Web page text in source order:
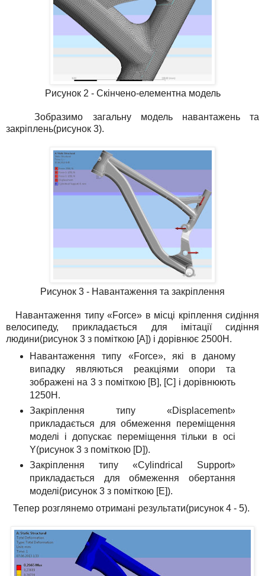
Рисунок 2 - Скінчено-елементна модель
Зобразимо загальну модель навантажень та
закріплень(рисунок 3).
Рисунок 3 - Навантаження та закріплення
Навантаження типу «Force» в місці кріплення сидіння
велосипеду, прикладається для імітації сидіння
людини(рисунок 3 з поміткою [A]) і дорівнює 2500Н.
Навантаження типу «Force», які в даному
випадку являються реакціями опори та
зображені на 3 з поміткою [В], [С] і дорівнюють
1250Н.
Закріплення типу «Displacement»
прикладається для обмеження переміщення
моделі і допускає переміщення тільки в осі
Y(рисунок 3 з поміткою [D]).
Закріплення типу «Cylindrical Support»
прикладається для обмеження обертання
моделі(рисунок 3 з поміткою [Е]).
Тепер розглянемо отримані результати(рисунок 4 - 5).